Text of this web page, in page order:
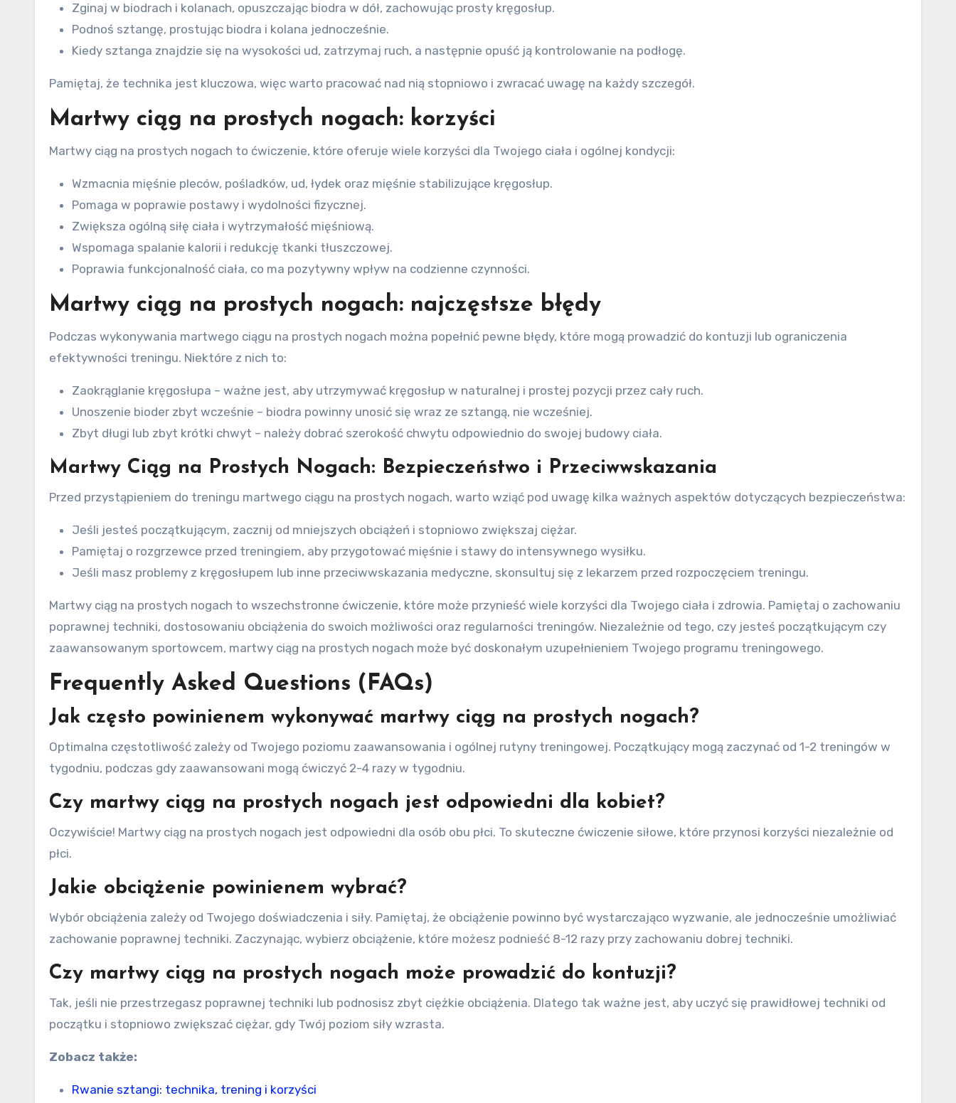
Zginaj w biodrach i kolanach, opuszczając biodra w dół, zachowując prosty kręgosłup.
Podnoś sztangę, prostując biodra i kolana jednocześnie.
Kiedy sztanga znajdzie się na wysokości ud, zatrzymaj ruch, a następnie opuść ją kontrolowanie na podłogę.
Pamiętaj, że technika jest kluczowa, więc warto pracować nad nią stopniowo i zwracać uwagę na każdy szczegół.
Martwy ciąg na prostych nogach: korzyści
Martwy ciąg na prostych nogach to ćwiczenie, które oferuje wiele korzyści dla Twojego ciała i ogólnej kondycji:
Wzmacnia mięśnie pleców, pośladków, ud, łydek oraz mięśnie stabilizujące kręgosłup.
Pomaga w poprawie postawy i wydolności fizycznej.
Zwiększa ogólną siłę ciała i wytrzymałość mięśniową.
Wspomaga spalanie kalorii i redukcję tkanki tłuszczowej.
Poprawia funkcjonalność ciała, co ma pozytywny wpływ na codzienne czynności.
Martwy ciąg na prostych nogach: najczęstsze błędy
Podczas wykonywania martwego ciągu na prostych nogach można popełnić pewne błędy, które mogą prowadzić do kontuzji lub ograniczenia
efektywności treningu. Niektóre z nich to:
Zaokrąglanie kręgosłupa – ważne jest, aby utrzymywać kręgosłup w naturalnej i prostej pozycji przez cały ruch.
Unoszenie bioder zbyt wcześnie – biodra powinny unosić się wraz ze sztangą, nie wcześniej.
Zbyt długi lub zbyt krótki chwyt – należy dobrać szerokość chwytu odpowiednio do swojej budowy ciała.
Martwy Ciąg na Prostych Nogach: Bezpieczeństwo i Przeciwwskazania
Przed przystąpieniem do treningu martwego ciągu na prostych nogach, warto wziąć pod uwagę kilka ważnych aspektów dotyczących bezpieczeństwa:
Jeśli jesteś początkującym, zacznij od mniejszych obciążeń i stopniowo zwiększaj ciężar.
Pamiętaj o rozgrzewce przed treningiem, aby przygotować mięśnie i stawy do intensywnego wysiłku.
Jeśli masz problemy z kręgosłupem lub inne przeciwwskazania medyczne, skonsultuj się z lekarzem przed rozpoczęciem treningu.
Martwy ciąg na prostych nogach to wszechstronne ćwiczenie, które może przynieść wiele korzyści dla Twojego ciała i zdrowia. Pamiętaj o zachowaniu
poprawnej techniki, dostosowaniu obciążenia do swoich możliwości oraz regularności treningów. Niezależnie od tego, czy jesteś początkującym czy
zaawansowanym sportowcem, martwy ciąg na prostych nogach może być doskonałym uzupełnieniem Twojego programu treningowego.
Frequently Asked Questions (FAQs)
Jak często powinienem wykonywać martwy ciąg na prostych nogach?
Optimalna częstotliwość zależy od Twojego poziomu zaawansowania i ogólnej rutyny treningowej. Początkujący mogą zaczynać od 1-2 treningów w
tygodniu, podczas gdy zaawansowani mogą ćwiczyć 2-4 razy w tygodniu.
Czy martwy ciąg na prostych nogach jest odpowiedni dla kobiet?
Oczywiście! Martwy ciąg na prostych nogach jest odpowiedni dla osób obu płci. To skuteczne ćwiczenie siłowe, które przynosi korzyści niezależnie od
płci.
Jakie obciążenie powinienem wybrać?
Wybór obciążenia zależy od Twojego doświadczenia i siły. Pamiętaj, że obciążenie powinno być wystarczająco wyzwanie, ale jednocześnie umożliwiać
zachowanie poprawnej techniki. Zaczynając, wybierz obciążenie, które możesz podnieść 8-12 razy przy zachowaniu dobrej techniki.
Czy martwy ciąg na prostych nogach może prowadzić do kontuzji?
Tak, jeśli nie przestrzegasz poprawnej techniki lub podnosisz zbyt ciężkie obciążenia. Dlatego tak ważne jest, aby uczyć się prawidłowej techniki od
początku i stopniowo zwiększać ciężar, gdy Twój poziom siły wzrasta.
Zobacz także:
Rwanie sztangi: technika, trening i korzyści